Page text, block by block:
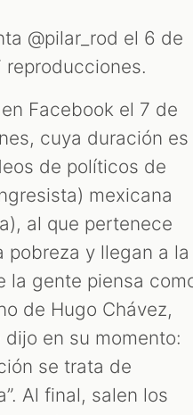
@pilar_rod el 6 de
Facebook el 7 de
cuya duración es
de políticos de
mexicana
al que pertenece
pobreza y llegan a la
la gente piensa
de Hugo Chávez,
en su momento:
se trata de
Al final, salen los